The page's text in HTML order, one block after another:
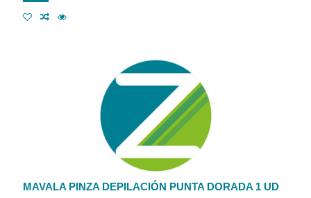
MAVALA PINZA DEPILACIÓN PUNTA DORADA 1 UD